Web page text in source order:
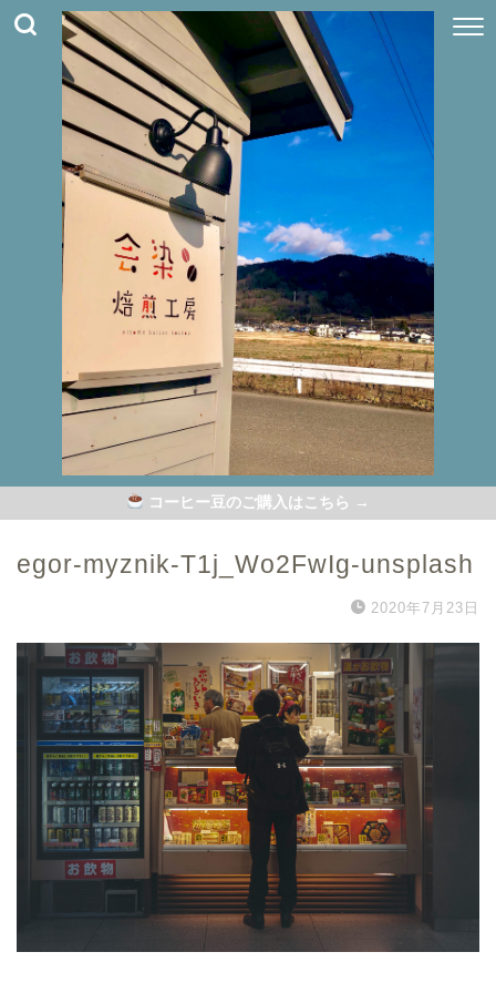
コーヒー豆のご購入はこちら →
egor-myznik-T1j_Wo2FwIg-unsplash
2020年7月23日